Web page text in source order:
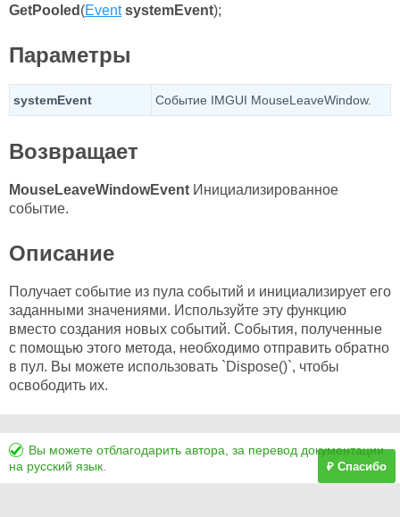
GetPooled (Event systemEvent);
Параметры
systemEvent Событие IMGUI MouseLeaveWindow.
Возвращает
MouseLeaveWindowEvent Инициализированное
событие.
Описание
Получает событие из пула событий и инициализирует его
заданными значениями. Используйте эту функцию
вместо создания новых событий. События, полученные
с помощью этого метода, необходимо отправить обратно
в пул. Вы можете использовать `Dispose()`, чтобы
освободить их.
Вы можете отблагодарить автора, за перевод документации
на русский язык.
₽ Спасибо